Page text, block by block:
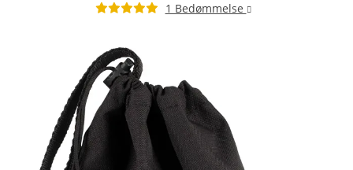
1 Bedømmelse